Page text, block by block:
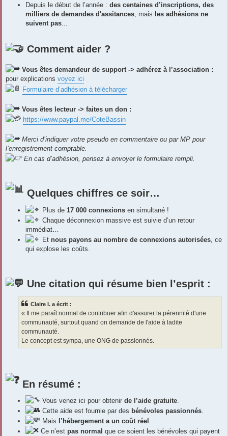
Depuis le début de l’année : des centaines d’inscriptions, des
milliers de demandes d'assitances , mais les adhésions ne
suivent pas
Comment aider ?
Vous êtes demandeur de support -> adhérez à l’association :
pour explications voyez ici
Formulaire d’adhésion à télécharger
Vous êtes lecteur -> faites un don :
https://www.paypal.me/CoteBassin
Merci d’indiquer votre pseudo en commentaire ou par MP pour
l’enregistrement comptable.
En cas d’adhésion, pensez à envoyer le formulaire rempli.
Quelques chiffres ce soir…
Plus de 17 000 connexions en simultané !
Chaque déconnexion massive est suivie d’un retour
immédiat…
Et nous payons au nombre de connexions autorisées , ce
qui explose les coûts.
Une citation qui résume bien l’esprit :
Claire I. a écrit :
« Il me paraît normal de contribuer afin d'assurer la pérennité d'une
communauté, surtout quand on demande de l'aide à ladite
communauté.
Le concept est sympa, une ONG de passionnés.
En résumé :
Vous venez ici pour obtenir de l’aide gratuite.
Cette aide est fournie par des bénévoles passionnés.
Mais
l’hébergement a un coût réel .
Ce n’est pas normal que ce soient les bénévoles qui payent